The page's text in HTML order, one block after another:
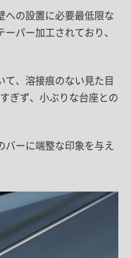
の設置に必要最低限な
パー加工されており、
て、溶接痕のない見た目
ぎず、小ぶりな台座との
ーに端整な印象を与え